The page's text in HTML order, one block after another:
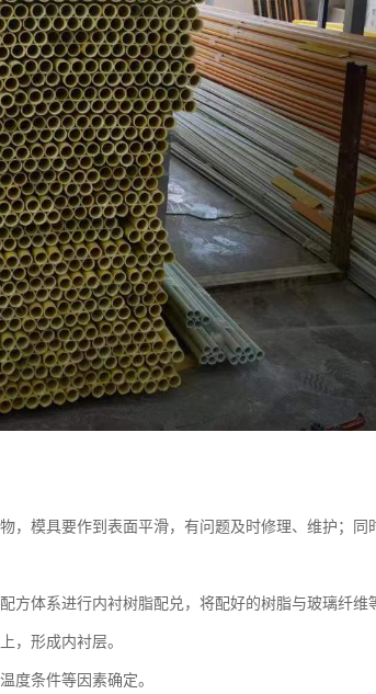
，模具要作到表面平滑，有问题及时修理、维护；同
方体系进行内衬树脂配兑，将配好的树脂与玻璃纤维
，形成内衬层。
度条件等因素确定。